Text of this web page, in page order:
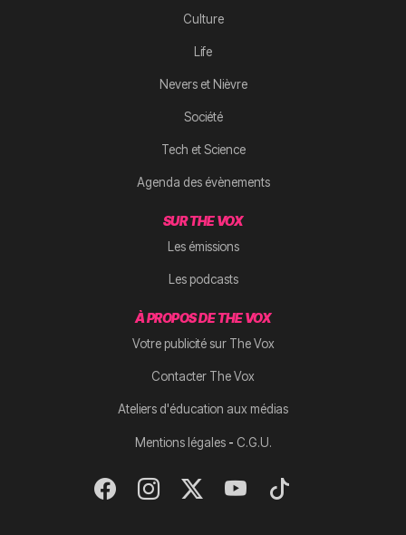
Culture
Life
Nevers et Nièvre
Société
Tech et Science
Agenda des évènements
SUR THE VOX
Les émissions
Les podcasts
À PROPOS DE THE VOX
Votre publicité sur The Vox
Contacter The Vox
Ateliers d'éducation aux médias
Mentions légales- C.G.U.